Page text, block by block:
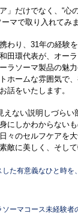
」だけでなく、 “心
マで取り入れてみ
わり、 31年の経験
田環代表が、オー
ラソーマ製品の魅
ホームな雰囲気で
話をいたします。
えない説明しづらい
にしかわからない
々のセルフケアを
敵に美しく、そし
た有意義なひと時を
ーマコース未経験者